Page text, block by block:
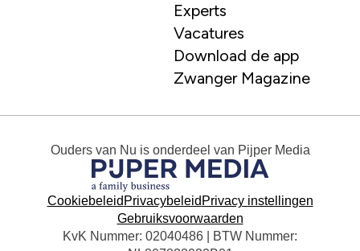
Experts
Vacatures
Download de app
Zwanger Magazine
Ouders van Nu is onderdeel van Pijper Media
Cookiebeleid Privacybeleid Privacy instellingen
Gebruiksvoorwaarden
KvK Nummer: 02040486 | BTW Nummer: